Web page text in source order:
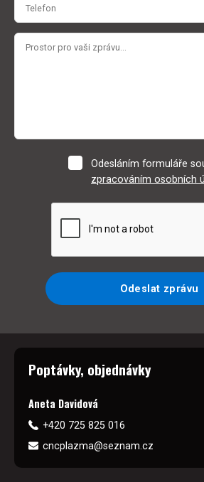
Odesláním formuláře
zpracováním osobních
Odeslat zprávu
Poptávky, objednávky
Aneta Davidová
+420 725 825 016
cncplazma@seznam.cz